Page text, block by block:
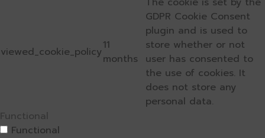
viewed_cookie_policy11
months
GDPR Cookie Consent
plugin and is used to
store whether or not
user has consented to
the use of cookies. It
does not store any
personal data.
Functional
Functional